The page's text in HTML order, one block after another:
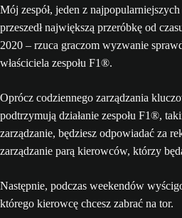
Mój zespół, jeden z
przeszedł największą przeróbkę od
2020 – rzuca graczom wyzwanie
właściciela zespołu F1®.
Oprócz codziennego zarządzania
podtrzymują działanie zespołu F1®,
zarządzanie, będziesz odpowiadać za
zarządzanie parą kierowców, którzy
Następnie, podczas weekendów
którego kierowcę chcesz zabrać na tor.